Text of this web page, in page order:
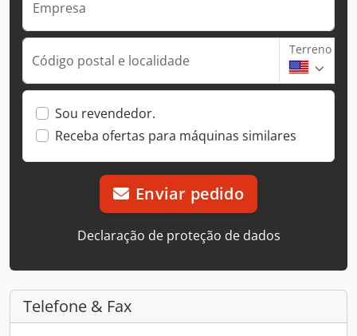
Empresa
Código postal e localidade
Terreno
Sou revendedor.
Receba ofertas para máquinas similares
Enviar pedido
Declaração de proteção de dados
Telefone & Fax